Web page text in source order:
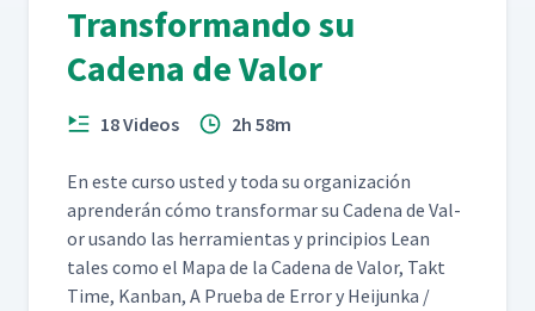
Transformando su
Cadena de Valor
18 Videos 2h 58m
En este cur­so ust­ed y toda su orga­ni­zación
apren­derán cómo trans­for­mar su Cade­na de Val­
or usan­do las her­ramien­tas y prin­ci­p­ios Lean
tales como el Mapa de la Cade­na de Val­or, Takt
Time, Kan­ban, A Prue­ba de Error y Hei­jun­ka /